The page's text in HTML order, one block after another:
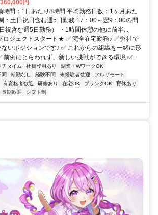
円
時間：1日あたり8時間 平均勤務日数：1ヶ月あた
：土日祝日含む週5日勤務 17：00～翌9：00の間
祝含む週5日勤務） ・1時間休憩の他に前半...
ジェクトスタート★ ✅ 完全在宅勤務♪ ✅ 弊社で
いポジションです♪ ✅ これからの組織を一緒に形
前例にとらわれず、新しい挑戦ができる環境 ✅...
チタイム 社員登用あり
副業・WワークOK
問 転勤なし 経験不問 未経験者歓迎
フルリモート
有資格者歓迎 研修あり 在宅OK ブランクOK
育休あり
長期歓迎 シフト制